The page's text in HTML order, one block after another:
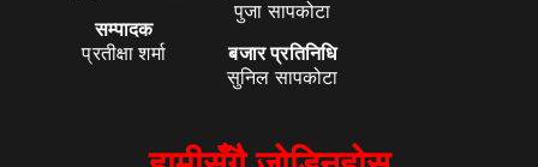
सम्पादक
प्रतीक्षा शर्मा
पुजा सापकोटा
बजार प्रतिनिधि
सुनिल सापकोटा